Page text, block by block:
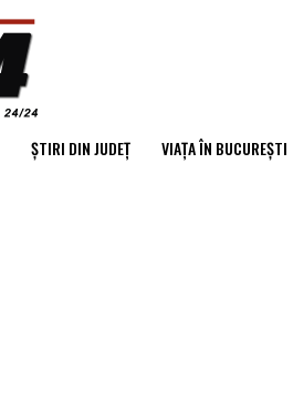
ȘTIRI DIN JUDEȚ VIAȚA ÎN BUCUREȘTI